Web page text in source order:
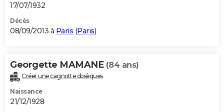
17/07/1932
Décès
08/09/2013 à Paris (Paris)
Georgette MAMANE (84 ans)
Créer une cagnotte obsèques
Naissance
21/12/1928